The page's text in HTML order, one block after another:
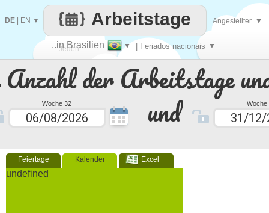
Anzahl der Arbeitstage
Woche 32 und Woche
Feiertage Kalender Excel
undefined
Jeden
Tag
..in Brasilien ▼ | Feriados nacionais ▼
Arbeitstage
DE EN ▼ Angestellter ▼